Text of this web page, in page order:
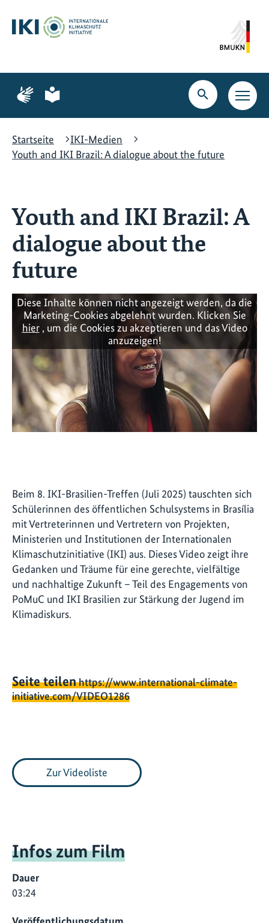
Hauptinhalt
springen
Suche
springen
Hauptnavigation
springen
Zur
Seite
Gebärdensprache
Zur
Seite
leichte
Suche
öffnen
Startseite
IKI-Medien
Youth and IKI Brazil: A dialogue about the future
Youth and IKI Brazil: A
dialogue about the
future
Diese Inhalte können nicht angezeigt werden, da die
Marketing-Cookies abgelehnt wurden. Klicken Sie
hier, um die Cookies zu akzeptieren und das Video
anzuzeigen!
Beim 8. IKI-Brasilien-Treffen (Juli 2025) tauschten sich
Schülerinnen des öffentlichen Schulsystems in Brasília
mit Vertreterinnen und Vertretern von Projekten,
Ministerien und Institutionen der Internationalen
Klimaschutzinitiative (IKI) aus. Dieses Video zeigt ihre
Gedanken und Träume für eine gerechte, vielfältige
und nachhaltige Zukunft – Teil des Engagements von
PoMuC und IKI Brasilien zur Stärkung der Jugend im
Klimadiskurs.
Seite teilenhttps://www.international-climate-
initiative.com/VIDEO1286
Zur Videoliste
Infos zum Film
Dauer
03:24